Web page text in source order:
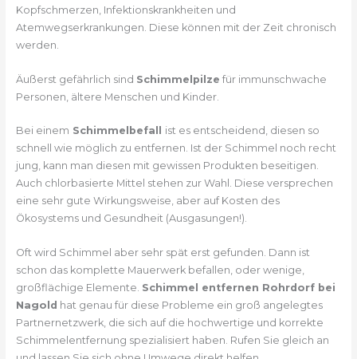
Kopfschmerzen, Infektionskrankheiten und
Atemwegserkrankungen. Diese können mit der Zeit chronisch
werden.
Äußerst gefährlich sind Schimmelpilze für immunschwache
Personen, ältere Menschen und Kinder.
Bei einem Schimmelbefall ist es entscheidend, diesen so
schnell wie möglich zu entfernen. Ist der Schimmel noch recht
jung, kann man diesen mit gewissen Produkten beseitigen.
Auch chlorbasierte Mittel stehen zur Wahl. Diese versprechen
eine sehr gute Wirkungsweise, aber auf Kosten des
Ökosystems und Gesundheit (Ausgasungen!).
Oft wird Schimmel aber sehr spät erst gefunden. Dann ist
schon das komplette Mauerwerk befallen, oder wenige,
großflächige Elemente. Schimmel entfernen Rohrdorf bei
Nagold hat genau für diese Probleme ein groß angelegtes
Partnernetzwerk, die sich auf die hochwertige und korrekte
Schimmelentfernung spezialisiert haben. Rufen Sie gleich an